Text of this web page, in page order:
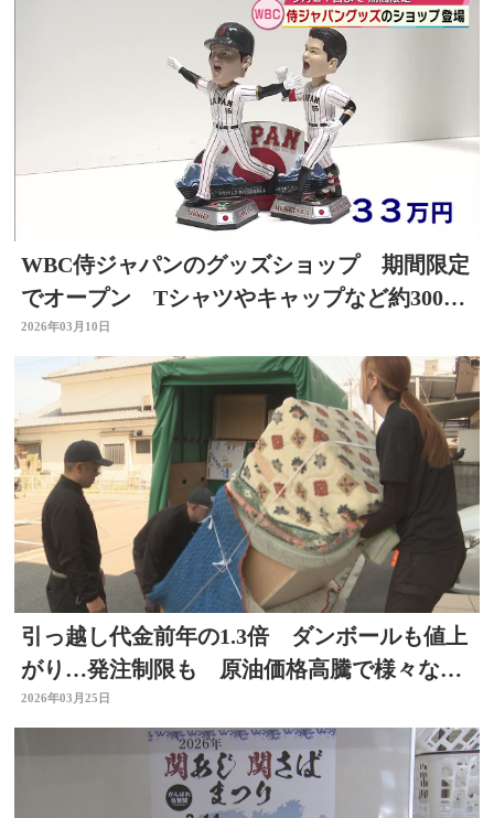
WBC侍ジャパンのグッズショップ 期間限定
でオープン Tシャツやキャップなど約300ア
イテム 大分
2026年03月10日
引っ越し代金前年の1.3倍 ダンボールも値上
がり…発注制限も 原油価格高騰で様々な影
響 大分
2026年03月25日